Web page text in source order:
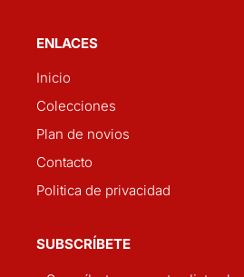
ENLACES
Inicio
Colecciones
Plan de novios
Contacto
Politica de privacidad
SUBSCRÍBETE